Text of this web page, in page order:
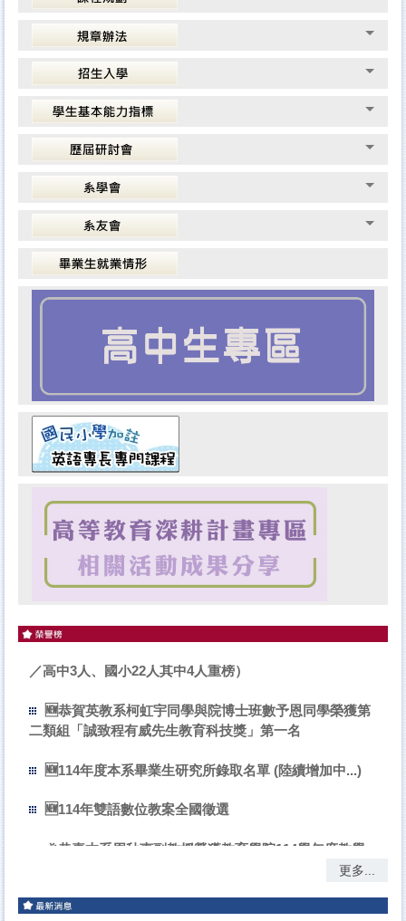
／高中3人、國小22人其中4人重榜）
🆕恭賀英教系柯虹宇同學與院博士班數予恩同學榮獲第
二類組「誠致程有威先生教育科技獎」第一名
🆕114年度本系畢業生研究所錄取名單 (陸續增加中...)
🆕114年雙語數位教案全國徵選
🎉恭喜本系周秋惠副教授榮獲教育學院114學年度教學
本系113年度共25位錄取113學年度英語科正式教師（國
更多...